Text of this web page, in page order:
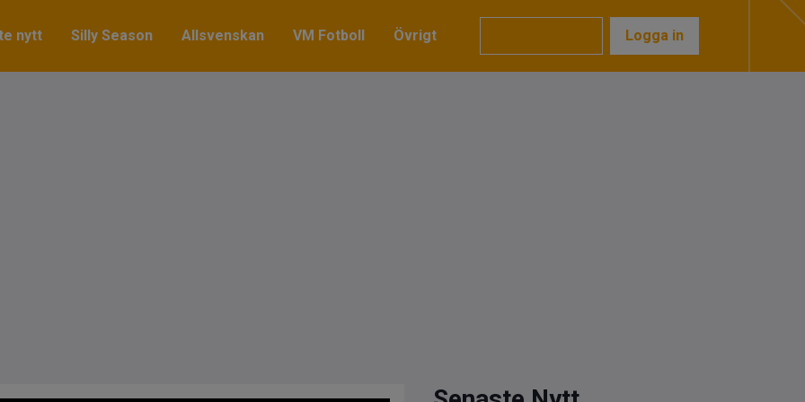
nytt Silly Season Allsvenskan VM Fotboll Övrigt Logga in